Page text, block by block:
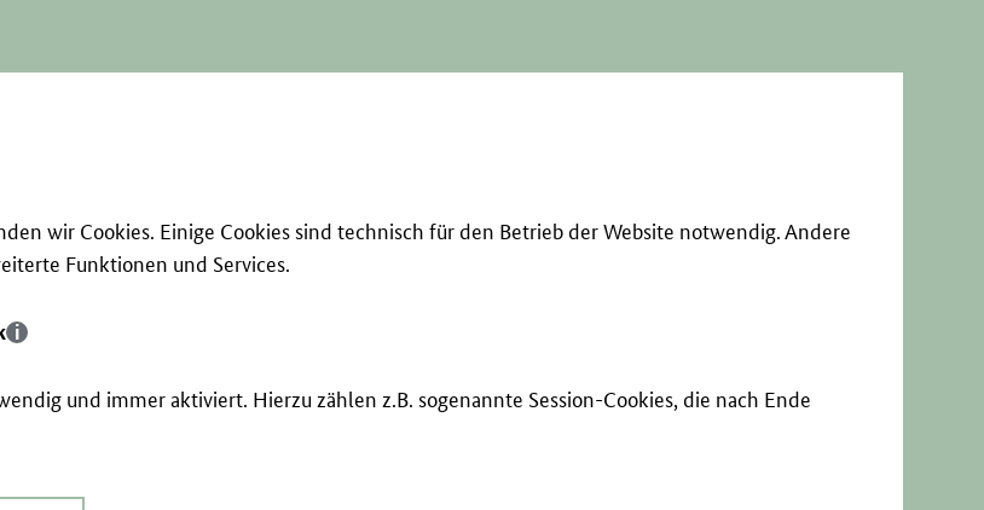
wir Cookies. Einige Cookies sind technisch für den Betrieb der Website notwendig. Andere
Funktionen und Services.
und immer aktiviert. Hierzu zählen z.B. sogenannte Session-Cookies, die nach Ende